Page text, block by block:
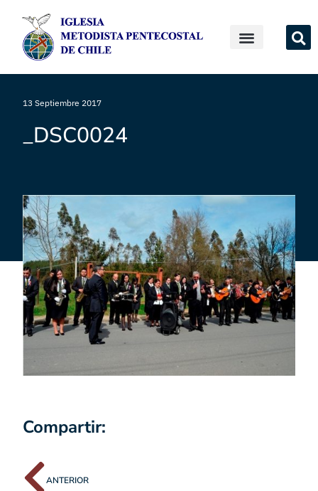
13 Septiembre 2017
_DSC0024
Compartir:
ANTERIOR